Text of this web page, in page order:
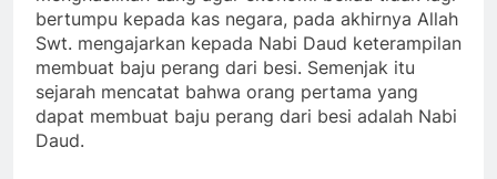
bertumpu kepada kas negara, pada akhirnya Allah
Swt. mengajarkan kepada Nabi Daud keterampilan
membuat baju perang dari besi. Semenjak itu
sejarah mencatat bahwa orang pertama yang
dapat membuat baju perang dari besi adalah Nabi
Daud.